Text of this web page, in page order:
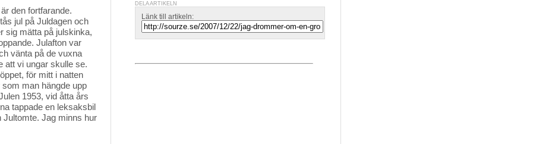
den fortfarande.
jul på Juldagen och
sig mätta på julskinka,
Julafton var
vänta på de vuxna
att vi ungar skulle se.
för mitt i natten
man hängde upp
1953, vid åtta års
tappade en leksaksbil
Jultomte. Jag minns hur
DELA ARTIKELN
Länk till artikeln: